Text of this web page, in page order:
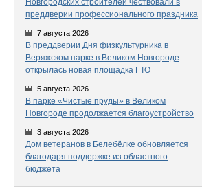
Новгородских строителей чествовали в
преддверии профессионального праздника
7 августа 2026
В преддверии Дня физкультурника в
Веряжском парке в Великом Новгороде
открылась новая площадка ГТО
5 августа 2026
В парке «Чистые пруды» в Великом
Новгороде продолжается благоустройство
3 августа 2026
Дом ветеранов в Белебёлке обновляется
благодаря поддержке из областного
бюджета